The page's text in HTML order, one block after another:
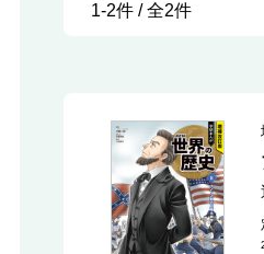
1-2件 / 全2件